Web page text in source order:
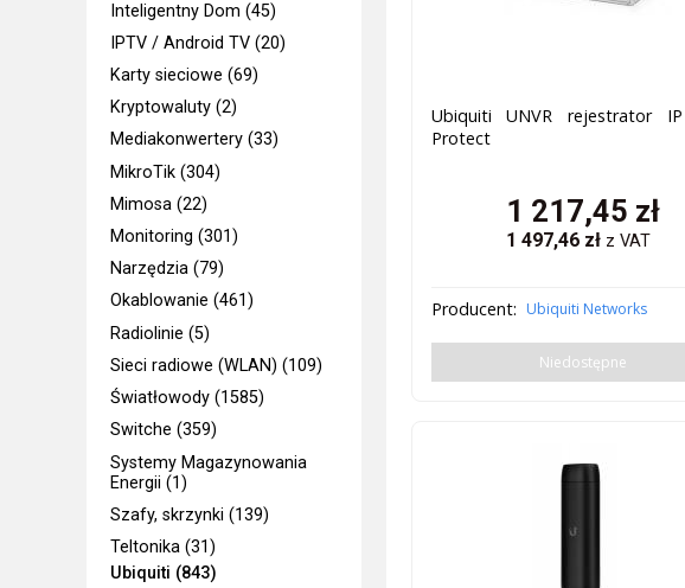
Inteligentny Dom (45)
IPTV / Android TV (20)
Karty sieciowe (69)
Kryptowaluty (2)
Mediakonwertery (33)
MikroTik (304)
Mimosa (22)
Monitoring (301)
Narzędzia (79)
Okablowanie (461)
Radiolinie (5)
Sieci radiowe (WLAN) (109)
Światłowody (1585)
Switche (359)
Systemy Magazynowania
Energii (1)
Szafy, skrzynki (139)
Teltonika (31)
Ubiquiti (843)
Ubiquiti UNVR rejestrator
Protect
1 217,45 zł
1 497,46 zł z VAT
Producent: Ubiquiti Networks
Niedostępne